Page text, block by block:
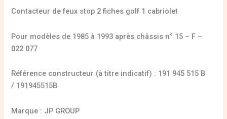
Contacteur de feux stop 2 fiches golf 1 cabriolet
Pour modèles de 1985 à 1993 après châssis n° 15 – F –
022 077
Référence constructeur (à titre indicatif) : 191 945 515 B
/ 191945515B
Marque : JP GROUP